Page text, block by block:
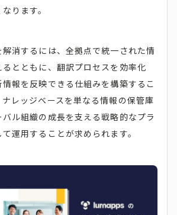
ります。
消するには、全拠点で統一された情
とともに、翻訳プロセスを効率化
情報を反映できる仕組みを構築するこ
レッジベースを単なる情報の保管庫
ル組織の成長を支える戦略的なプラ
運用することが求められます。